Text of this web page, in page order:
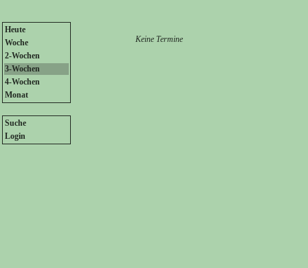
Heute
Woche
2-Wochen
3-Wochen
4-Wochen
Monat
Suche
Login
Keine Termine